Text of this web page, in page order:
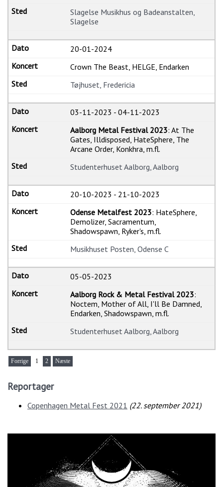
Slagelse Musikhus og Badeanstalten,
Slagelse
20-01-2024
Crown The Beast, HELGE, Endarken
Tøjhuset, Fredericia
03-11-2023 -04-11-2023
Aalborg Metal Festival 2023: At The
Gates, Illdisposed, HateSphere, The
Arcane Order, Konkhra, m.fl.
Studenterhuset Aalborg, Aalborg
20-10-2023 - 21-10-2023
Odense Metalfest 2023: HateSphere,
Demolizer, Sacramentum,
Shadowspawn, Ryker's, m.fl.
Musikhuset Posten, Odense C
05-05-2023
Aalborg Rock & Metal Festival 2023:
Noctem, Mother of All, I'll Be Damned,
Endarken, Shadowspawn, m.fl.
Studenterhuset Aalborg, Aalborg
Forrige 1 2 Næste
Reportager
Copenhagen Metal Fest 2021 (22. september 2021)